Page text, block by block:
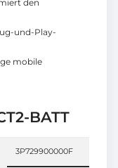
den
und-Play-
mobile
BATT
3P729900000F